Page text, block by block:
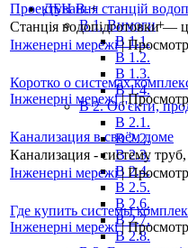
ДБН В.+
В 1. Вимоги+
В 1.1.
В 1.2.
В 1.3.
В 1.4.
В 2. Об'єкти,
В 2.1.
В 2.2.
В 2.3.
В 2.4.
В 2.5.
В 2.6.
В 2.7.
В 2.8.
Проектування станцій
Станція водопідготовки —
Інженерні мережі|
Коротко о системах
Інженерні мережі|
Канализация в своём доме
Канализация - систему
Інженерні мережі|
Где купить системы
Інженерні мережі|